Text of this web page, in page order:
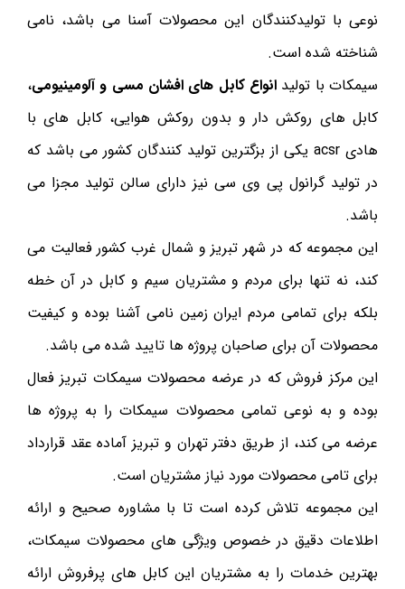
نوعی با تولیدکنندگان این محصولات آسنا می باشد، نامی
شناخته شده است.
سیمکات با تولید انواع کابل های افشان مسی و آلومینیومی،
کابل های روکش دار و بدون روکش هوایی، کابل های با
هادی acsr یکی از بزگترین تولید کنندگان کشور می باشد که
در تولید گرانول پی وی سی نیز دارای سالن تولید مجزا می
باشد.
این مجموعه که در شهر تبریز و شمال غرب کشور فعالیت می
کند، نه تنها برای مردم و مشتریان سیم و کابل در آن خطه
بلکه برای تمامی مردم ایران زمین نامی آشنا بوده و کیفیت
محصولات آن برای صاحبان پروژه ها تایید شده می باشد.
این مرکز فروش که در عرضه محصولات سیمکات تبریز فعال
بوده و به نوعی تمامی محصولات سیمکات را به پروژه ها
عرضه می کند، از طریق دفتر تهران و تبریز آماده عقد قرارداد
برای تامی محصولات مورد نیاز مشتریان است.
این مجموعه تلاش کرده است تا با مشاوره صحیح و ارائه
اطلاعات دقیق در خصوص ویژگی های محصولات سیمکات،
بهترین خدمات را به مشتریان این کابل های پرفروش ارائه